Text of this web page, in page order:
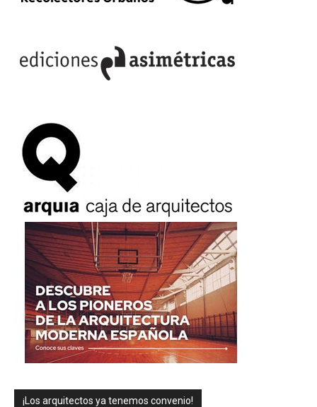
¡Los arquitectos ya tenemos convenio!